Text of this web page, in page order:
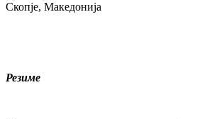
Скопје, Македонија
Резиме